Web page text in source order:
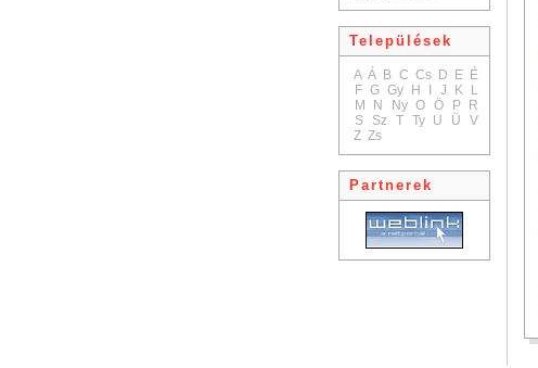
Települések
A Á B C Cs D E É
F G Gy H J K
L
M
N Ny O Ö P
R
S
Sz T Ty U Ü
V
Z Zs
Partnerek